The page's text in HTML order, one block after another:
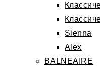
Sienna
Alex
BALNEAIRE